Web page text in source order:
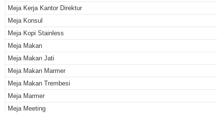
Meja Kerja Kantor Direktur
Meja Konsul
Meja Kopi Stainless
Meja Makan
Meja Makan Jati
Meja Makan Marmer
Meja Makan Trembesi
Meja Marmer
Meja Meeting